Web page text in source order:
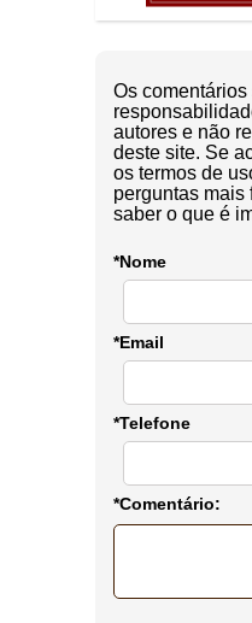
Os comentários
autores e não
deste site. Se
os termos de
perguntas mais
saber o que é
*Nome
*Email
*Telefone
*Comentário: